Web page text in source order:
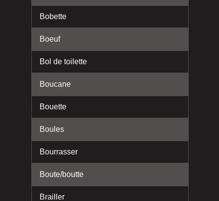
Bobette
Boeuf
Bol de toilette
Boucane
Bouette
Boules
Bourrasser
Boute/boutte
Brailler